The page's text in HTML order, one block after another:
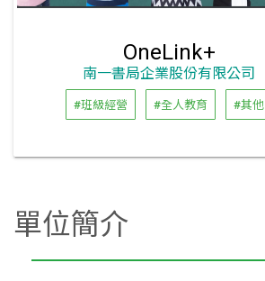
OneLink+
南一書局企業股份有限公司
#班級經營 #全人教育 #其他
單位簡介